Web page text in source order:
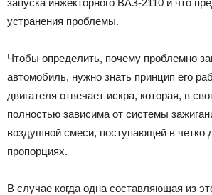
устранения проблемы.
Чтобы определить, почему проблемно
автомобиль, нужно знать принцип его
двигателя отвечает искра, которая, в
полностью зависима от системы
воздушной смеси, поступающей в четко
пропорциях.
В случае когда одна составляющая из